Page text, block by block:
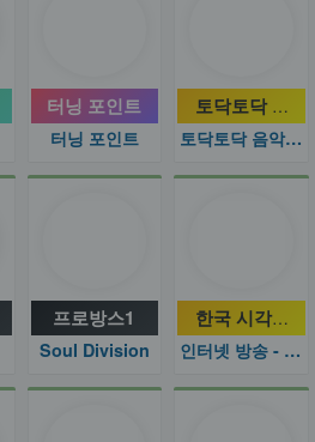
터닝 포인트
터닝 포인트
토닥토닥 음악
토닥토닥 음악편지
프로방스1
Soul Division
한국 시각장애
인터넷 방송 - 기타